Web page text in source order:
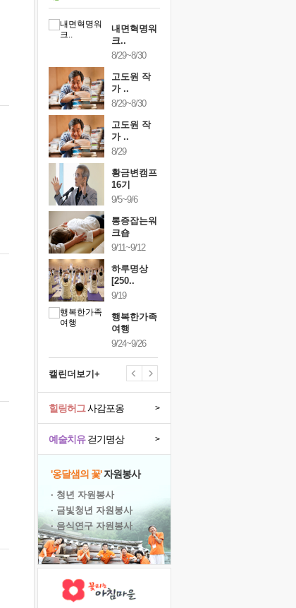
귀를 열고 마음을 내어주고
워
18
프
워
내면혁명워
크..
8/29~8/30
고도원 작
가 ..
8/29~8/30
고도원 작
가 ..
8/29
황금변캠프
16기
9/5~9/6
통증잡는워
크숍
9/11~9/12
하루명상
[250..
9/19
행복한가족
여행
9/24~9/26
캘린더보기+
예술치유걷기명상 >
힐링허그사감포옹 >
'옹달샘의 꽃'자원봉사
· 청년 자원봉사
· 금빛청년 자원봉사
· 음식연구 자원봉사